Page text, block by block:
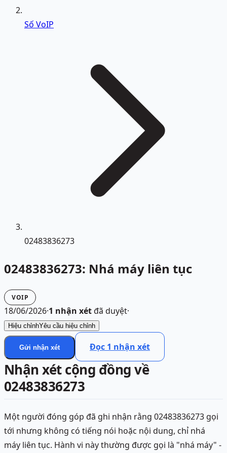
Số VoIP
02483836273
02483836273: Nhá máy liên tục
VOIP
18/06/2026·1 nhận xétđã duyệt·
Hiệu chỉnhYêu cầu hiệu chỉnh
Gửi nhận xét Đọc 1 nhận xét
Nhận xét cộng đồng về
02483836273
Một người đóng góp đã ghi nhận rằng 02483836273 gọi
tới nhưng không có tiếng nói hoặc nội dung, chỉ nhá
máy liên tục. Hành vi này thường được gọi là "nhá máy" -